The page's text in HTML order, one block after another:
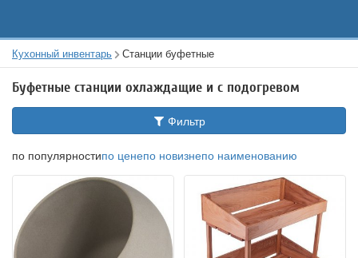
Кухонный инвентарь Станции буфетные
Буфетные станции охлаждащие и с подогревом
Фильтр
по популярностипо ценепо новизнепо наименованию